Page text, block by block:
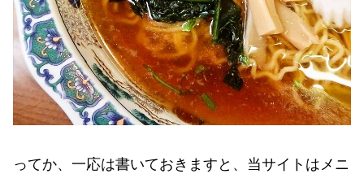
ってか、一応は書いておきますと、当サイトはメニ